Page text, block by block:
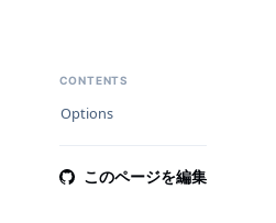
CONTENTS
Options
このページを編集